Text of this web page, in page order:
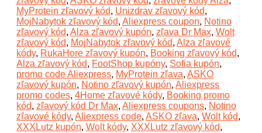
MyProtein zľavový kód, Unizdrav zľavový kód,
MojNabytok zľavový kód, Aliexpress coupon, Notino
zľavový kód, Alza zľavový kupón, zľava Dr Max, Wolt
zľavový kód, MojNabytok zľavový kód, Alza zľavové
kódy, RukaHore zľavový kupón, Booking zľavový kód,
Alza zľavový kód, FootShop kupóny, Sofia kupón,
promo code Aliexpress, MyProtein zľava, ASKO
zľavový kupón, Notino zľavový kupón, Aliexpress
promo codes, 4Home zľavové kódy, Booking promo
kód, zľavový kód Dr Max, Aliexpress coupons, Notino
zľavové kódy, Aliexpress code, ASKO zľava, Wolt kód,
XXXLutz kupón, Wolt kódy, XXXLutz zľavový kód,